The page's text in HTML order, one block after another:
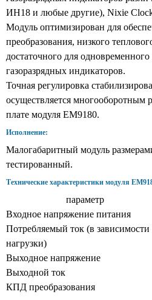
ИН18 и любые другие), Nixie
Модуль оптимизирован для
преобразования, низкого
достаточного для
газоразрядных индикаторов.
Точная регулировка
осуществляется мнoгооборотным
плате модуля EM9180.
Исполнение:
Малогабаритный модуль
тестированный.
Технические характеристики модуля
параметр
Входное напряжение питания
Потребляемый ток (в зависимости
нагрузки)
Выходное напряжение
Выходной ток
КПД преобразования